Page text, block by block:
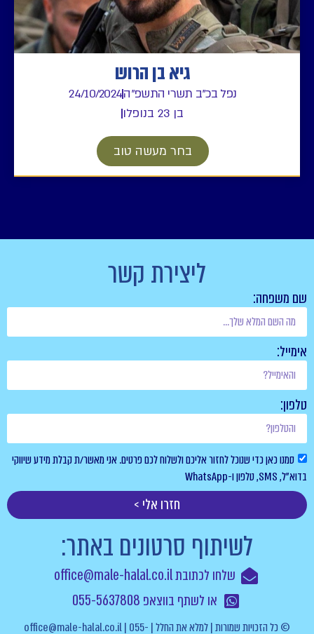
גיא בן הרוש
נפל בכ"ב תשרי התשפ"ה24/10/2024
בן 23 בנופלו
בחר מעשה טוב
ליצירת קשר
שם משפחה:
אימייל:
טלפון:
סמנו כאן כדי שנוכל לחזור אליכם ולשלוח לכם פרטים. אני מאשר/ת קבלת מידע שיווקי
בדוא”ל, SMS, טלפון ו-WhatsApp
חזרו אלי >
לשיתוף סרטונים באתר:
שלחו לכתובת office@male-halal.co.il
או לשתף בווצאפ 055-5637808
© כל הזכויות שמורות | למלא את החלל | office@male-halal.co.il | 055-